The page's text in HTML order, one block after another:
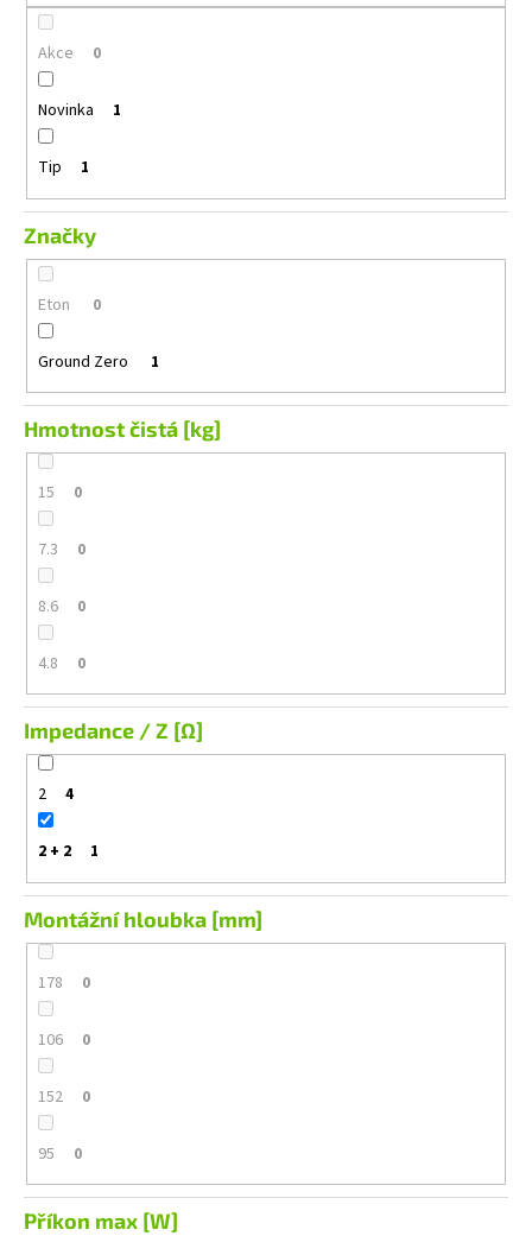
Akce 0
Novinka 1
Tip 1
Značky
Eton 0
Ground Zero 1
Hmotnost čistá [kg]
15 0
7.3 0
8.6 0
4.8 0
Impedance / Z [Ω]
2 4
2 + 2 1
Montážní hloubka [mm]
178 0
106 0
152 0
95 0
Příkon max [W]
m
KENWOOD
DMX-
7525DABS
13
890
Kč
Původně:
13
Kč